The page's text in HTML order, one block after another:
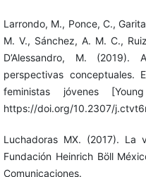
Larrondo, M., Ponce, C.,
M. V., Sánchez, A. M. C.,
D’Alessandro, M. (2019).
perspectivas conceptuales.
feministas jóvenes
https://doi.org/10.2307/
Luchadoras MX. (2017). La
Fundación Heinrich Böll